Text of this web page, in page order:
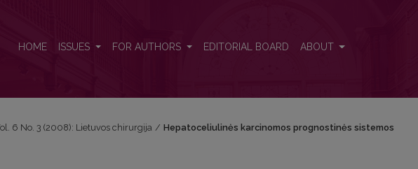
HOME ISSUES FOR AUTHORS EDITORIAL BOARD ABOUT
6 No. 3 (2008): Lietuvos chirurgija / Hepatoceliulinės karcinomos prognostinės sistemos